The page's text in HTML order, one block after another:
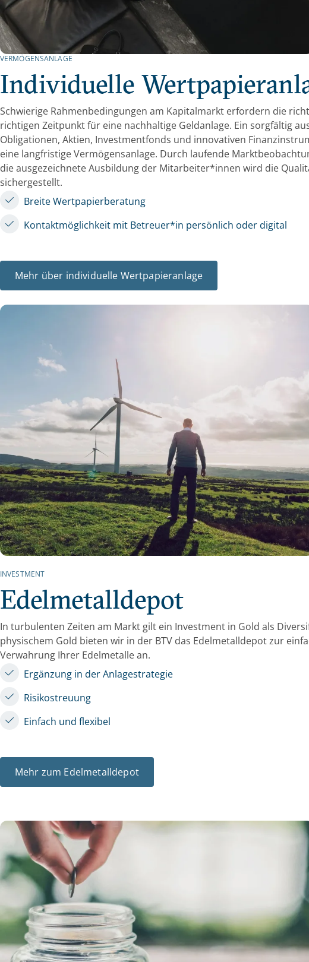
VERMÖGENSANLAGE
Individuelle
Schwierige Rahmenbedingungen am Kapitalmarkt erfordern die
richtigen Zeitpunkt für eine nachhaltige Geldanlage. Ein sorgfältig
Obligationen, Aktien, Investmentfonds und innovativen
eine langfristige Vermögensanlage. Durch laufende
die ausgezeichnete Ausbildung der Mitarbeiter*innen wird die
sichergestellt.
Breite Wertpapierberatung
Kontaktmöglichkeit mit Betreuer*in persönlich oder digital
Mehr über individuelle Wertpapieranlage
INVESTMENT
Edelmetalldepot
In turbulenten Zeiten am Markt gilt ein Investment in Gold als
physischem Gold bieten wir in der BTV das Edelmetalldepot zur
Verwahrung Ihrer Edelmetalle an.
Ergänzung in der Anlagestrategie
Risikostreuung
Einfach und flexibel
Mehr zum Edelmetalldepot